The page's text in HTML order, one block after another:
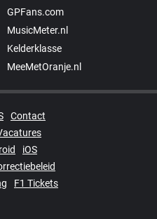
GPFans.com
MusicMeter.nl
Kelderklasse
MeeMetOranje.nl
Contact
iOS
F1 Tickets